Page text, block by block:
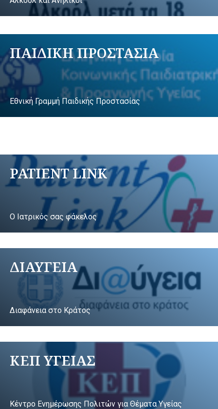
ΠΑΙΔΙΚΗ ΠΡΟΣΤΑΣΙΑ
Εθνική Γραμμή Παιδικής Προστασίας
PATIENT LINK
Ο Ιατρικός σας φάκελος
ΔΙΑΥΓΕΙΑ
Διαφάνεια στο Κράτος
ΚΕΠ ΥΓΕΙΑΣ
Κέντρο Ενημέρωσης Πολιτών για Θέματα Υγείας